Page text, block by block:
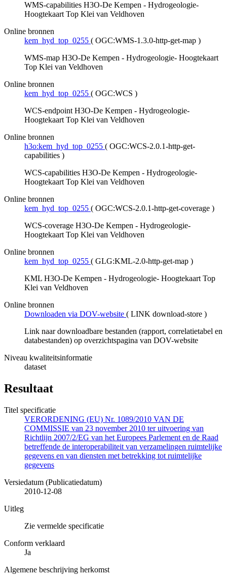
WMS-capabilities H3O-De Kempen - Hydrogeologie-
Hoogtekaart Top Klei van Veldhoven
Online bronnen
kem_hyd_top_0255 ( OGC:WMS-1.3.0-http-get-map )
WMS-map H3O-De Kempen - Hydrogeologie- Hoogtekaart
Top Klei van Veldhoven
Online bronnen
kem_hyd_top_0255 ( OGC:WCS )
WCS-endpoint H3O-De Kempen - Hydrogeologie-
Hoogtekaart Top Klei van Veldhoven
Online bronnen
h3o:kem_hyd_top_0255 ( OGC:WCS-2.0.1-http-get-
capabilities )
WCS-capabilities H3O-De Kempen - Hydrogeologie-
Hoogtekaart Top Klei van Veldhoven
Online bronnen
kem_hyd_top_0255 ( OGC:WCS-2.0.1-http-get-coverage )
WCS-coverage H3O-De Kempen - Hydrogeologie-
Hoogtekaart Top Klei van Veldhoven
Online bronnen
kem_hyd_top_0255 ( GLG:KML-2.0-http-get-map )
KML H3O-De Kempen - Hydrogeologie- Hoogtekaart Top
Klei van Veldhoven
Online bronnen
Downloaden via DOV-website ( LINK download-store )
Link naar downloadbare bestanden (rapport, correlatietabel en
databestanden) op overzichtspagina van DOV-website
Niveau kwaliteitsinformatie
dataset
Resultaat
Titel specificatie
VERORDENING (EU) Nr. 1089/2010 VAN DE
COMMISSIE van 23 november 2010 ter uitvoering van
Richtlijn 2007/2/EG van het Europees Parlement en de Raad
betreffende de interoperabiliteit van verzamelingen ruimtelijke
gegevens en van diensten met betrekking tot ruimtelijke
gegevens
Versiedatum (Publicatiedatum)
2010-12-08
Uitleg
Zie vermelde specificatie
Conform verklaard
Ja
Algemene beschrijving herkomst